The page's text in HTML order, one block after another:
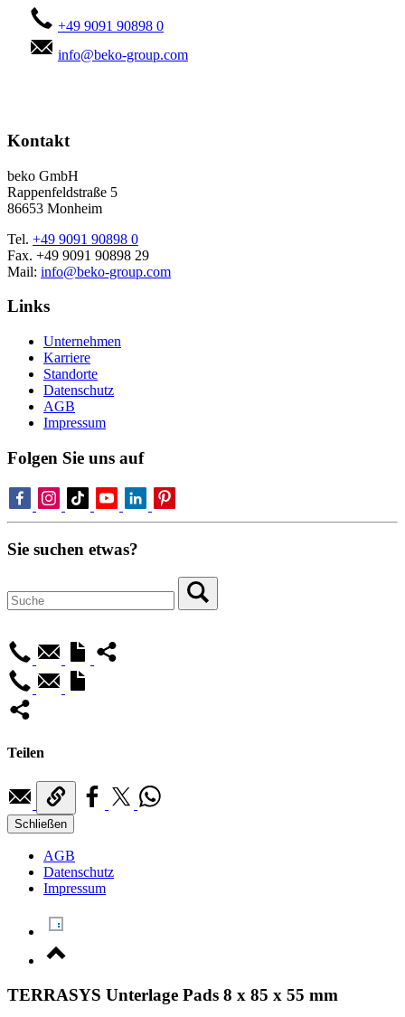
+49 9091 90898 0
info@beko-group.com
Kontakt
beko GmbH
Rappenfeldstraße 5
86653 Monheim
Tel. +49 9091 90898 0
Fax. +49 9091 90898 29
Mail: info@beko-group.com
Links
Unternehmen
Karriere
Standorte
Datenschutz
AGB
Impressum
Folgen Sie uns auf
Sie suchen etwas?
Teilen
Schließen
AGB
Datenschutz
Impressum
TERRASYS Unterlage Pads 8 x 85 x 55 mm